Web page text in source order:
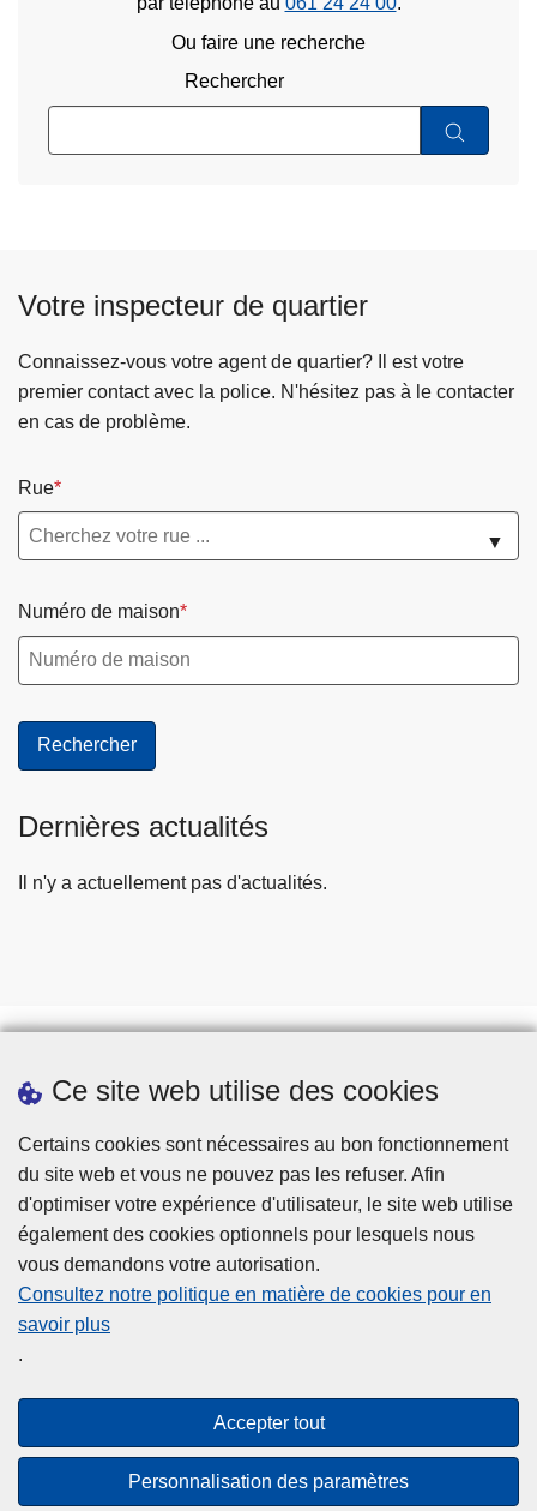
Ce site web utilise des cookies
Certains cookies sont nécessaires au bon fonctionnement
du site web et vous ne pouvez pas les refuser. Afin
d'optimiser votre expérience d'utilisateur, le site web utilise
également des cookies optionnels pour lesquels nous
vous demandons votre autorisation.
Consultez notre politique en matière de cookies pour en
savoir plus
.
Accepter tout
Personnalisation des paramètres
Ou faire une recherche
Rechercher
Votre inspecteur de quartier
Connaissez-vous votre agent de quartier? Il est votre
premier contact avec la police. N'hésitez pas à le contacter
en cas de problème.
Rue
▼
Numéro de maison
Dernières actualités
Il n'y a actuellement pas d'actualités.
Téléchargements
Presse
Cookies
Accessibilité